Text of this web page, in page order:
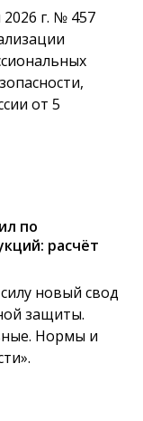
г. № 457
от 5
по
расчёт
новый свод
защиты.
Нормы и